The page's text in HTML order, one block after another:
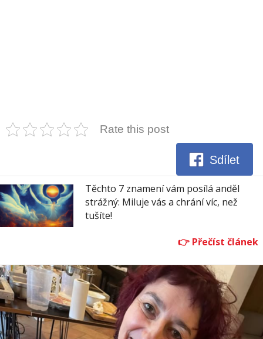
Rate this post
Sdílet
Těchto 7 znamení vám posílá anděl
strážný: Miluje vás a chrání víc, než
tušíte!